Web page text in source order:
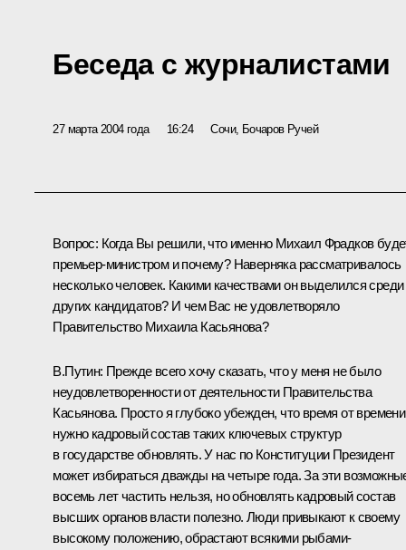
Беседа с журналистами
27 марта 2004 года 16:24 Сочи, Бочаров Ручей
Вопрос: Когда Вы решили, что именно Михаил Фрадков
премьер-министром и почему? Наверняка рассматривалось
несколько человек. Какими качествами он выделился среди
других кандидатов? И чем Вас не удовлетворяло
Правительство Михаила Касьянова?
В.Путин: Прежде всего хочу сказать, что у меня не было
неудовлетворенности от деятельности Правительства
Касьянова. Просто я глубоко убежден, что время от времени
нужно кадровый состав таких ключевых структур
в государстве обновлять. У нас по Конституции Президент
может избираться дважды на четыре года. За эти
восемь лет частить нельзя, но обновлять кадровый состав
высших органов власти полезно. Люди привыкают к своему
высокому положению, обрастают всякими рыбами-